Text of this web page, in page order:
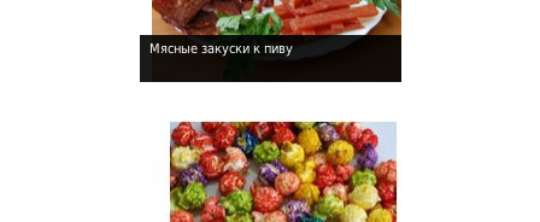
Мясные закуски к пиву